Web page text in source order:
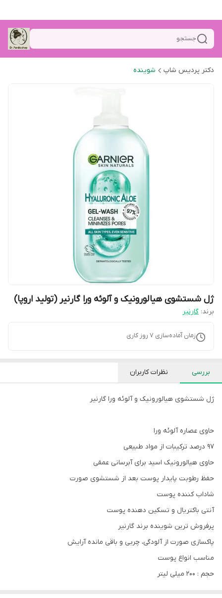
جستجو
دکتر پردیس شاپ شوینده
ژل شستشوی هیالورونیک و آلوئه ورا گارنیر (تولید اروپا)
برند: گارنیر
زمان آماده‌سازی 7 روز کاری
بررسی نظرات کاربران
ژل شستشوی هیالورونیک و آلوئه ورا گارنیر
حاوی عصاره آلوئه ورا
97 درصد ترکیبات از مواد طبیعی
حاوی هیالورونیک اسید برای آبرسانی عمقی
حفظ رطوبت پایدار پوست بعد از شستشوی صورت
شاداب کننده پوست
آنتی باکتریال و تسکین دهنده پوست
پرفروش ترین شوینده برند گارنیر
پاکسازی صورت از آلودگی، چربی و باقی مانده آرایش
مناسب انواع پوست
حجم : 200 میلی لیتر